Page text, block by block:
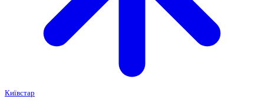
Київстар